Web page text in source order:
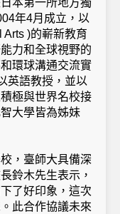
本第一所地方獨
年4月成立，以
Arts )的嶄新教育
力和全球視野的
環球溝通交流實
英語教授，並以
極與世界名校接
大學皆為姊妹
，臺師大具備深
鈴木先生表示，
了好印象，這次
此合作協議未來